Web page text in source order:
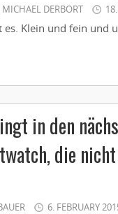
MICHAEL DERBORT
es. Klein und fein und
in den
die
6. FEBRUARY